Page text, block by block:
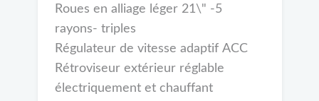
Roues en alliage léger 21\" -5
rayons- triples
Régulateur de vitesse adaptif ACC
Rétroviseur extérieur réglable
électriquement et chauffant